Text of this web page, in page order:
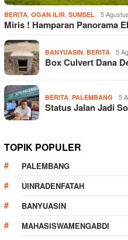
BERITA OGAN ILIR SUMSEL 5
Miris ! Hamparan Panorama
BANYUASIN BERITA 5
Box Culvert Dana
BERITA PALEMBANG 5
Status Jalan Jadi
TOPIK POPULER
PALEMBANG
UINRADENFATAH
BANYUASIN
MAHASISWAMENGABDI